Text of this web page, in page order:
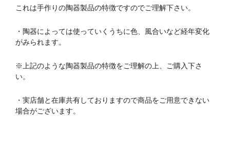
これは手作りの陶器製品の特徴ですのでご理解下さい。
・陶器によっては使っていくうちに色、風合いなど経年変化
がみられます。
※上記のような陶器製品の特徴をご理解の上、ご購入下さ
い。
・実店舗と在庫共有しておりますので商品をご用意できない
場合がございます。